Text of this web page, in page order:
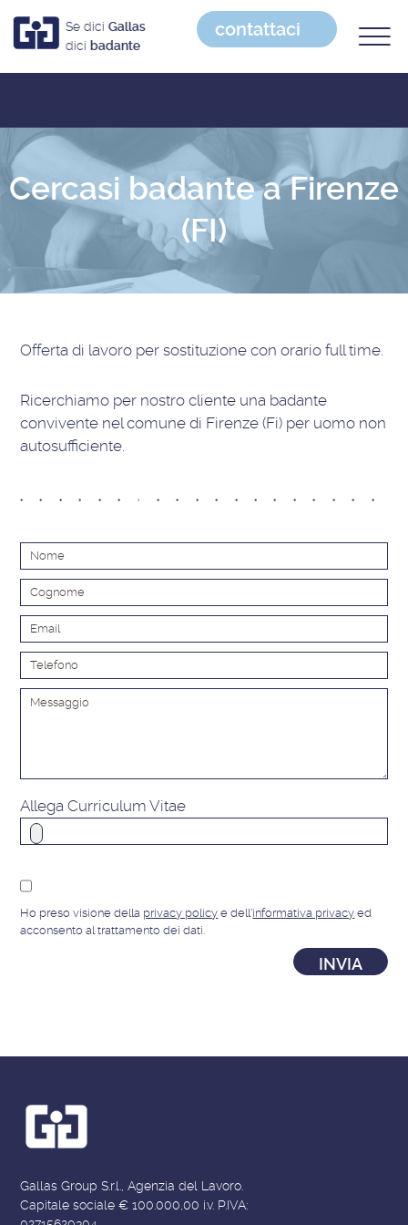
Se dici Gallas
dici badante
contattaci
Cercasi badante a Firenze
(FI)
Offerta di lavoro per sostituzione con orario full time
Ricerchiamo per nostro cliente una badante
convivente nel comune di Firenze (Fi) per uomo non
autosufficiente.
Allega Curriculum Vitae
Ho preso visione della privacy policy e dell'informativa privacy ed
acconsento al trattamento dei dati.
Gallas Group S.r.l., Agenzia del Lavoro.
Capitale sociale € 100.000,00 i.v. P.IVA: